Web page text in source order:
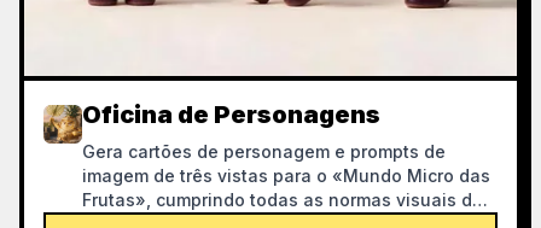
Oficina de Personagens
Gera cartões de personagem e prompts de
imagem de três vistas para o «Mundo Micro das
Frutas», cumprindo todas as normas visuais do